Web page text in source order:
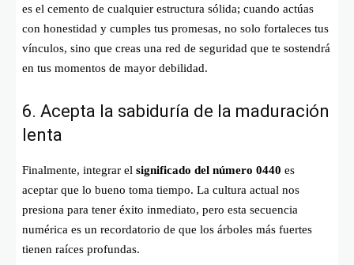
es el cemento de cualquier estructura sólida; cuando actúas
con honestidad y cumples tus promesas, no solo fortaleces tus
vínculos, sino que creas una red de seguridad que te sostendrá
en tus momentos de mayor debilidad.
6. Acepta la sabiduría de la maduración
lenta
Finalmente, integrar el significado del número 0440 es
aceptar que lo bueno toma tiempo. La cultura actual nos
presiona para tener éxito inmediato, pero esta secuencia
numérica es un recordatorio de que los árboles más fuertes
tienen raíces profundas.